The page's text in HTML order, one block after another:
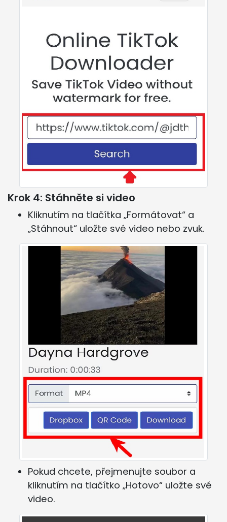
Krok 4: Stáhněte si video
Kliknutím na tlačítka „Formátovat“ a
„Stáhnout“ uložte své video nebo zvuk.
Pokud chcete, přejmenujte soubor a
kliknutím na tlačítko „Hotovo“ uložte své
video.